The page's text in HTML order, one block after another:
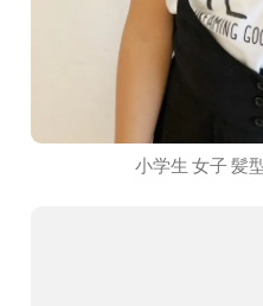
小学生 女子 髪